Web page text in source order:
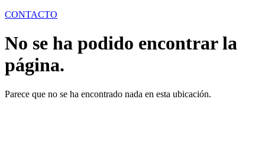
CONTACTO
No se ha podido encontrar la
página.
Parece que no se ha encontrado nada en esta ubicación.